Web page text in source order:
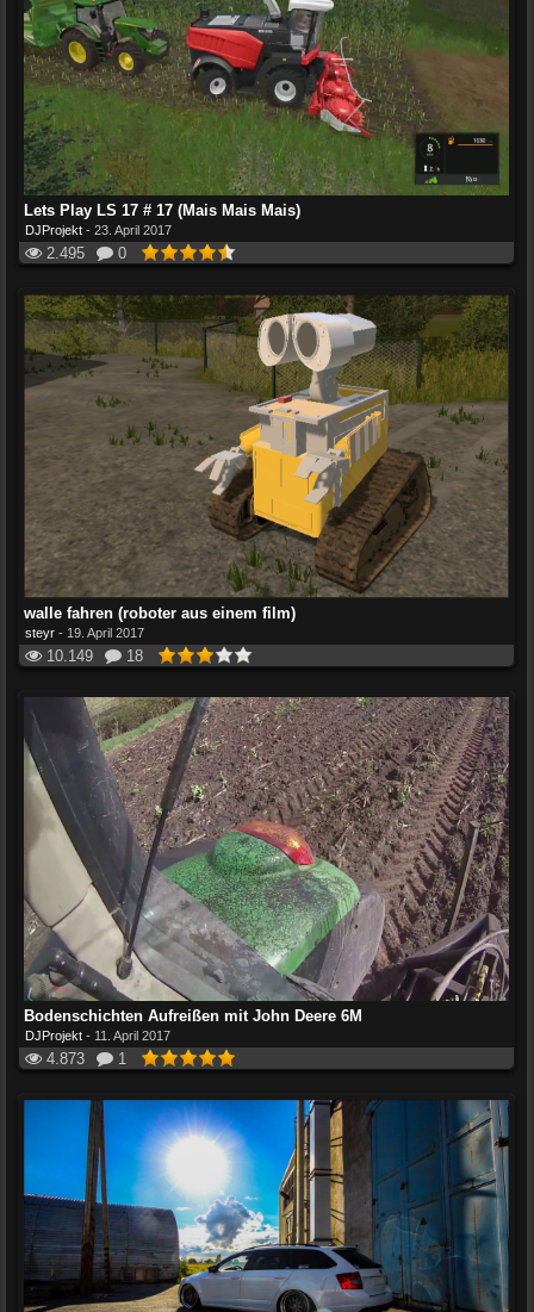
Lets Play LS 17 # 17 (Mais Mais Mais)
DJProjekt - 23. April 2017
2.495 0
walle fahren (roboter aus einem film)
steyr - 19. April 2017
10.149 18
Bodenschichten Aufreißen mit John Deere 6M
DJProjekt - 11. April 2017
4.873 1